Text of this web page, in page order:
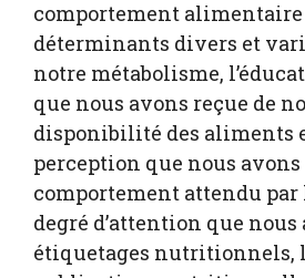
comportement alimentaire
déterminants divers et
notre métabolisme,
que nous avons reçue de
disponibilité des aliments
perception que nous
comportement attendu par
degré d’attention que
étiquetages nutritionnels,